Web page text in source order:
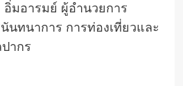
มอารมย์ ผู้อำนวยการ
นทนาการ การท่องเที่ยวและ
ากร